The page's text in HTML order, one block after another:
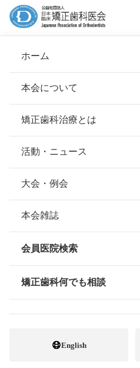
ホーム
本会について
会長挨拶
基本理念
組織について
本会の歴史
情報公開
矯正歯科治療とは
安心して治療を受けてい
安心できる矯正歯科治療
矯正歯科治療について
活動・ニュース
大会・例会
本会雑誌
会員医院検索
矯正歯科何でも相談
English
医療法人金山矯正
ホーム 会員医院検索
医療法人金山矯正歯科ク
所在地
愛知県名
FAX番号 052-331-